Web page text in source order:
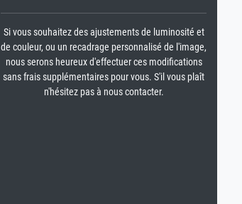
Si vous souhaitez des ajustements de luminosité et
de couleur, ou un recadrage personnalisé de l'image,
nous serons heureux d'effectuer ces modifications
sans frais supplémentaires pour vous. S'il vous plaît
n'hésitez pas à nous contacter.